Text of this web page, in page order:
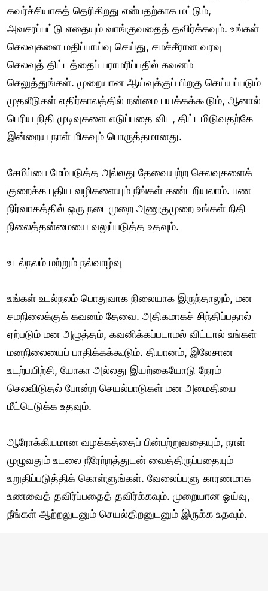
கவர்ச்சியாகத் தெரிகிறது என்பதற்காக மட்டும்,
அவசரப்பட்டு எதையும் வாங்குவதைத் தவிர்க்கவும். உங்கள்
செலவுகளை மதிப்பாய்வு செய்து, சமச்சீரான வரவு
செலவுத் திட்டத்தைப் பராமரிப்பதில் கவனம்
செலுத்துங்கள். முறையான ஆய்வுக்குப் பிறகு செய்யப்படும்
முதலீடுகள் எதிர்காலத்தில் நன்மை பயக்கக்கூடும், ஆனால்
பெரிய நிதி முடிவுகளை எடுப்பதை விட, திட்டமிடுவதற்கே
இன்றைய நாள் மிகவும் பொருத்தமானது.
சேமிப்பை மேம்படுத்த அல்லது தேவையற்ற செலவுகளைக்
குறைக்க புதிய வழிகளையும் நீங்கள் கண்டறியலாம். பண
நிர்வாகத்தில் ஒரு நடைமுறை அணுகுமுறை உங்கள் நிதி
நிலைத்தன்மையை வலுப்படுத்த உதவும்.
உடல்நலம் மற்றும் நல்வாழ்வு
உங்கள் உடல்நலம் பொதுவாக நிலையாக இருந்தாலும், மன
சமநிலைக்குக் கவனம் தேவை. அதிகமாகச் சிந்திப்பதால்
ஏற்படும் மன அழுத்தம், கவனிக்கப்படாமல் விட்டால் உங்கள்
மனநிலையைப் பாதிக்கக்கூடும். தியானம், இலேசான
உடற்பயிற்சி, யோகா அல்லது இயற்கையோடு நேரம்
செலவிடுதல் போன்ற செயல்பாடுகள் மன அமைதியை
மீட்டெடுக்க உதவும்.
ஆரோக்கியமான வழக்கத்தைப் பின்பற்றுவதையும், நாள்
முழுவதும் உடலை நீரேற்றத்துடன் வைத்திருப்பதையும்
உறுதிப்படுத்திக் கொள்ளுங்கள். வேலைப்பளு காரணமாக
உணவைத் தவிர்ப்பதைத் தவிர்க்கவும். முறையான ஓய்வு,
நீங்கள் ஆற்றலுடனும் செயல்திறனுடனும் இருக்க உதவும்.